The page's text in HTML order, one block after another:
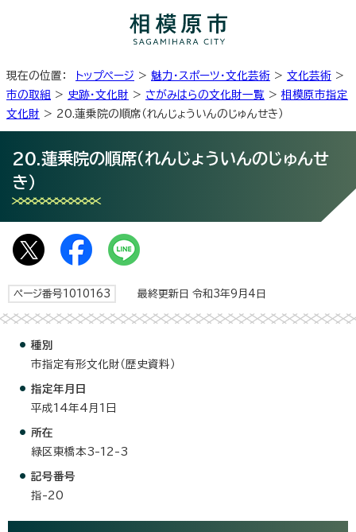
現在の位置： トップページ > 魅力・スポーツ・文化芸術 > 文化芸術 >
市の取組 > 史跡・文化財 > さがみはらの文化財一覧 > 相模原市指定
文化財 > 20.蓮乗院の順席（れんじょういんのじゅんせき）
20.蓮乗院の順席（れんじょういんのじゅんせ
き）
ページ番号1010163 最終更新日 令和3年9月4日
種別
市指定有形文化財（歴史資料）
指定年月日
平成14年4月1日
所在
緑区東橋本3-12-3
記号番号
指-20